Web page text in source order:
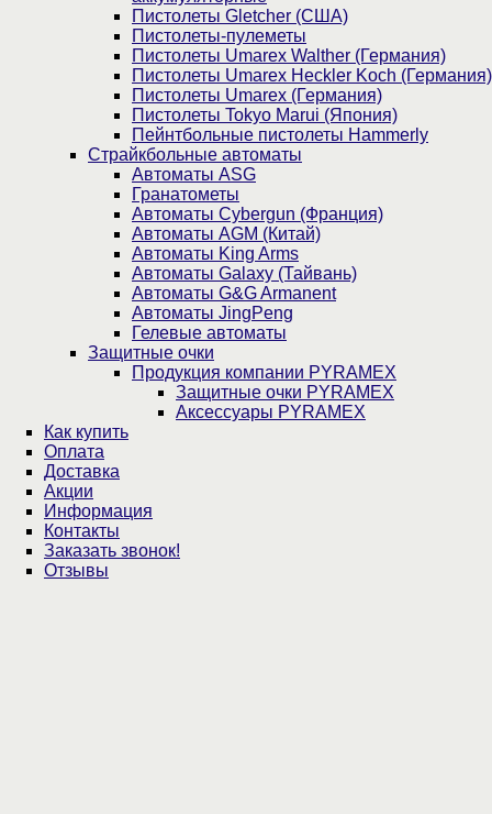
Пистолеты Gletcher (США)
Пистолеты-пулеметы
Пистолеты Umarex Walther (Германия)
Пистолеты Umarex Heckler Koch (Германия)
Пистолеты Umarex (Германия)
Пистолеты Tokyo Marui (Япония)
Пейнтбольные пистолеты Hammerly
Страйкбольные автоматы
Автоматы ASG
Гранатометы
Автоматы Cybergun (Франция)
Автоматы AGM (Китай)
Автоматы King Arms
Автоматы Galaxy (Тайвань)
Автоматы G&G Armanent
Автоматы JingPeng
Гелевые автоматы
Защитные очки
Продукция компании PYRAMEX
Защитные очки PYRAMEX
Аксессуары PYRAMEX
Как купить
Оплата
Доставка
Акции
Информация
Контакты
Заказать звонок!
Отзывы